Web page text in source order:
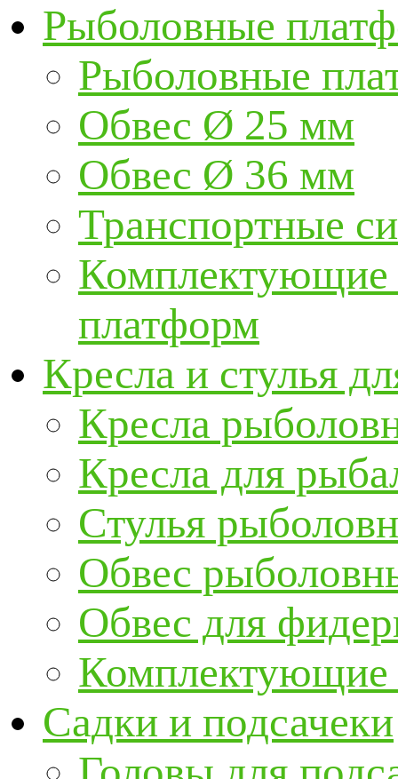
Рыболовные
Рыболовные
Обвес Ø 25 мм
Обвес Ø 36 мм
Транспортные
Комплектующие
платформ
Кресла и стулья
Кресла
Кресла для
Стулья
Обвес
Обвес для
Комплектующие
Садки и подсачеки